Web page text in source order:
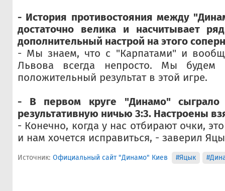
- История противостояния между
достаточно велика и насчитывает
дополнительный настрой на этого
- Мы знаем, что с "Карпатами" и
Львова всегда непросто. Мы будем
положительный результат в этой игре.
- В первом круге "Динамо"
результативную ничью 3:3. Настроены
- Конечно, когда у нас отбирают очки,
и нам хочется исправиться, - заверил
Источник: Официальный сайт "Динамо" Киев #Яцык